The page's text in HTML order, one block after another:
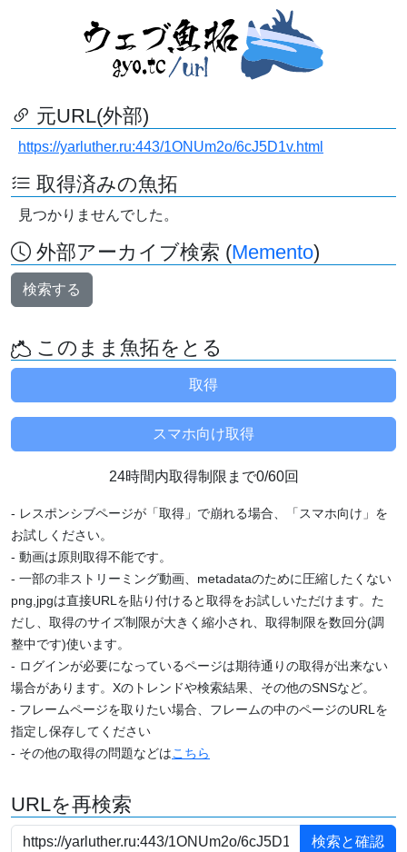
元URL(外部)
https://yarluther.ru:443/1ONUm2o/6cJ5D1v.html
取得済みの魚拓
見つかりませんでした。
外部アーカイブ検索 (Memento)
検索する
このまま魚拓をとる
24時間内取得制限まで0/60回
- レスポンシブページが「取得」で崩れる場合、「スマホ向け」を
お試しください。
- 動画は原則取得不能です。
- 一部の非ストリーミング動画、metadataのために圧縮したくない
png,jpgは直接URLを貼り付けると取得をお試しいただけます。た
だし、取得のサイズ制限が大きく縮小され、取得制限を数回分(調
整中です)使います。
- ログインが必要になっているページは期待通りの取得が出来ない
場合があります。Xのトレンドや検索結果、その他のSNSなど。
- フレームページを取りたい場合、フレームの中のページのURLを
指定し保存してください
- その他の取得の問題などはこちら
URLを再検索